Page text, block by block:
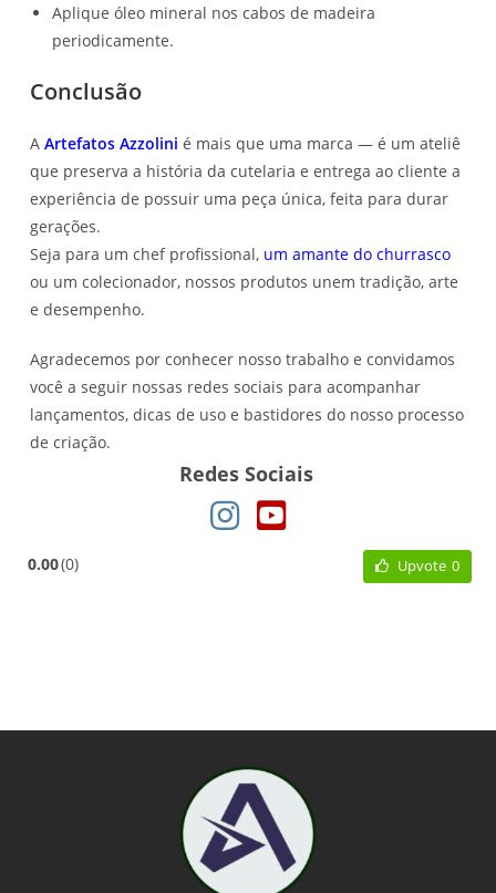
Aplique óleo mineral nos cabos de madeira
periodicamente.
Conclusão
AArtefatos Azzolini é mais que uma marca — é um ateliê
que preserva a história da cutelaria e entrega ao cliente a
experiência de possuir uma peça única, feita para durar
gerações.
Seja para um chef profissional, um amante do churrasco
ou um colecionador, nossos produtos unem tradição, arte
e desempenho.
Agradecemos por conhecer nosso trabalho e convidamos
você a seguir nossas redes sociais para acompanhar
lançamentos, dicas de uso e bastidores do nosso processo
de criação.
Redes Sociais
0.00 0 Upvote 0